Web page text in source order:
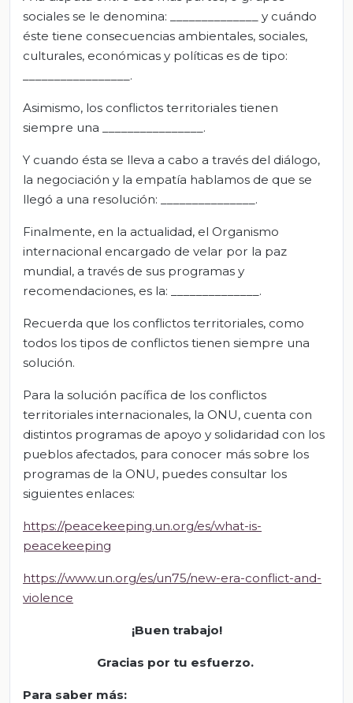
sociales se le denomina: ______________ y cuándo
éste tiene consecuencias ambientales, sociales,
culturales, económicas y políticas es de tipo:
_________________.
Asimismo, los conflictos territoriales tienen
siempre una ________________.
Y cuando ésta se lleva a cabo a través del diálogo,
la negociación y la empatía hablamos de que se
llegó a una resolución: _______________.
Finalmente, en la actualidad, el Organismo
internacional encargado de velar por la paz
mundial, a través de sus programas y
recomendaciones, es la: ______________.
Recuerda que los conflictos territoriales, como
todos los tipos de conflictos tienen siempre una
solución.
Para la solución pacífica de los conflictos
territoriales internacionales, la ONU, cuenta con
distintos programas de apoyo y solidaridad con los
pueblos afectados, para conocer más sobre los
programas de la ONU, puedes consultar los
siguientes enlaces:
https://peacekeeping.un.org/es/what-is-
peacekeeping
https://www.un.org/es/un75/new-era-conflict-and-
violence
¡Buen trabajo!
Gracias por tu esfuerzo.
Para saber más: